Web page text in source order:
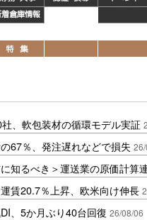
、軟包装材の循環モデル実証
67％、発注遅れなどで損失
知るべき＞運送業の原価計算
賃20.7％上昇、欧米向け伸長
、5か月ぶり40台回復 26/08/06